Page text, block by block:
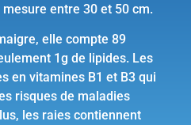
entre 30 et 50 cm.
elle compte 89
1g de lipides. Les
en vitamines B1 et B3 qui
risques de maladies
les raies contiennent